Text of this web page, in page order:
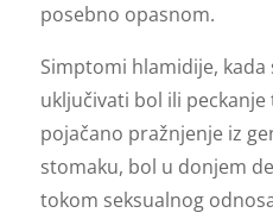
posebno opasnom.
Simptomi hlamidije, kada
uključivati bol ili
pojačano pražnjenje iz
stomaku, bol u donjem
tokom seksualnog